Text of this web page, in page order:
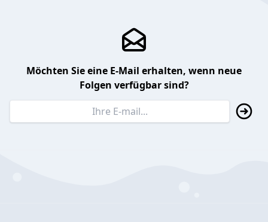
Möchten Sie eine E-Mail erhalten, wenn neue
Folgen verfügbar sind?